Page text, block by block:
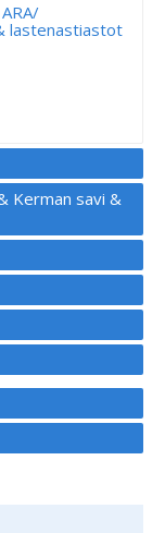
lastenastiastot
Kerman savi &